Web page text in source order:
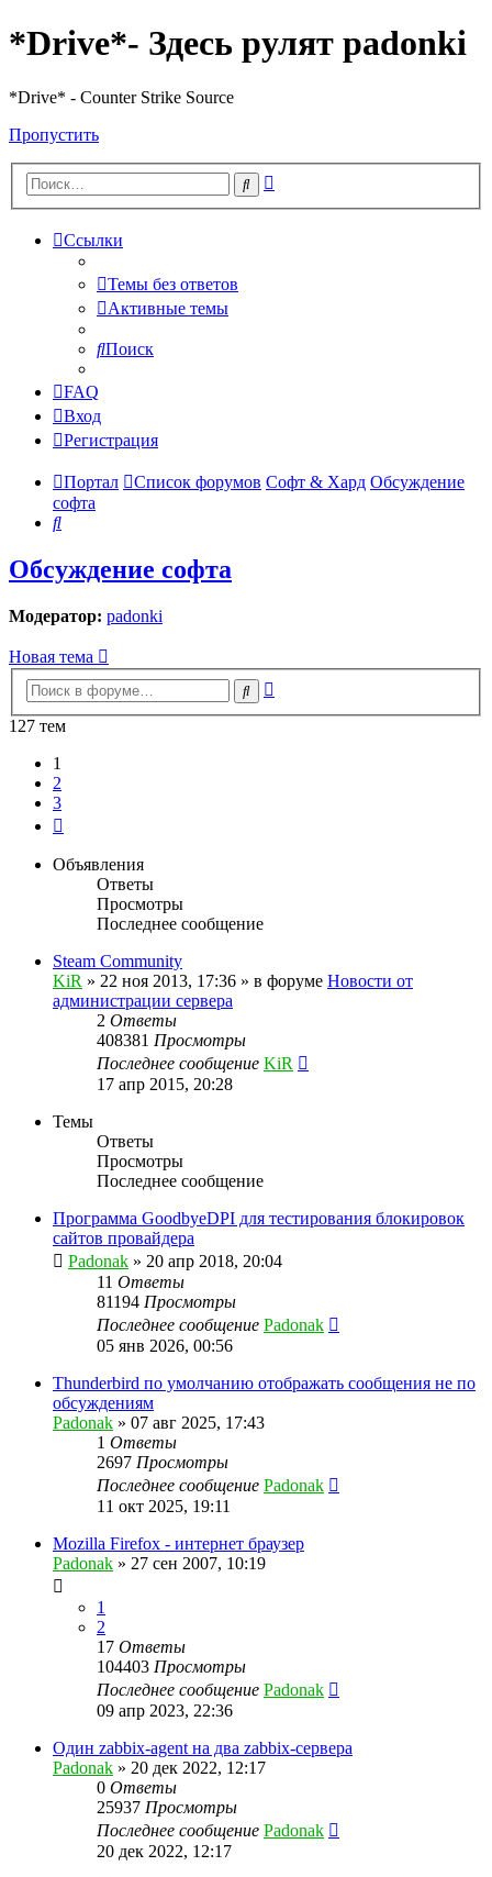
*Drive*- Здесь рулят padonki
*Drive* - Counter Strike Source
Пропустить
Поиск
Ссылки
Темы без ответов
Активные темы
Поиск
FAQ
Вход
Регистрация
Портал Список форумов Софт & Хард Обсуждение
софта
Поиск
Обсуждение софта
Модератор: padonki
Новая тема
Поиск
127 тем
1
2
3
Объявления
Ответы
Просмотры
Последнее сообщение
Steam Community
KiR » 22 ноя 2013, 17:36 » в форуме Новости от
администрации сервера
2 Ответы
408381 Просмотры
Последнее сообщение KiR
17 апр 2015, 20:28
Темы
Ответы
Просмотры
Последнее сообщение
Программа GoodbyeDPI для тестирования блокировок
сайтов провайдера
Padonak » 20 апр 2018, 20:04
11 Ответы
81194 Просмотры
Последнее сообщение Padonak
05 янв 2026, 00:56
Thunderbird по умолчанию отображать сообщения не по
обсуждениям
Padonak » 07 авг 2025, 17:43
1 Ответы
2697 Просмотры
Последнее сообщение Padonak
11 окт 2025, 19:11
Mozilla Firefox - интернет браузер
Padonak » 27 сен 2007, 10:19
1
2
17 Ответы
104403 Просмотры
Последнее сообщение Padonak
09 апр 2023, 22:36
Один zabbix-agent на два zabbix-сервера
Padonak » 20 дек 2022, 12:17
0 Ответы
25937 Просмотры
Последнее сообщение Padonak
20 дек 2022, 12:17